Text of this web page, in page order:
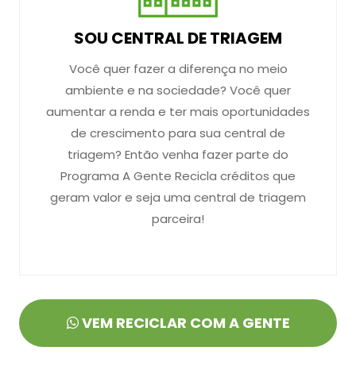
SOU CENTRAL DE TRIAGEM
Você quer fazer a diferença no meio
ambiente e na sociedade? Você quer
aumentar a renda e ter mais oportunidades
de crescimento para sua central de
triagem? Então venha fazer parte do
Programa A Gente Recicla créditos que
geram valor e seja uma central de triagem
parceira!
VEM RECICLAR COM A GENTE